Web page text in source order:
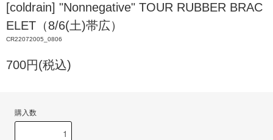
[coldrain] "Nonnegative" TOUR RUBBER BRAC
ELET（8/6(土)帯広）
CR22072005_0806
700円(税込)
購入数